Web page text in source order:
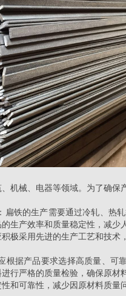
机械、电器等领域。为了确保
扁铁的生产需要通过冷轧、热
生产效率和质量稳定性，减少
积极采用先进的生产工艺和技术
根据产品要求选择高质量、可
行严格的质量检验，确保原材
和可靠性，减少因原材料质量